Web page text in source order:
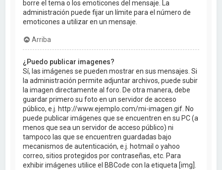
borre el tema o los emoticones del mensaje. La
administración puede fijar un límite para el número de
emoticones a utilizar en un mensaje.
Arriba
¿Puedo publicar imagenes?
Sí, las imágenes se pueden mostrar en sus mensajes. Si
la administración permite adjuntar archivos, puede subir
la imagen directamente al foro. De otra manera, debe
guardar primero su foto en un servidor de acceso
público, e.j. http://www.ejemplo.com/mi-imagen.gif. No
puede publicar imágenes que se encuentren en su PC (a
menos que sea un servidor de acceso público) ni
tampoco las que se encuentren guardadas bajo
mecanismos de autenticación, e.j. hotmail o yahoo
correo, sitios protegidos por contraseñas, etc. Para
exhibir imágenes utilice el BBCode con la etiqueta [img].